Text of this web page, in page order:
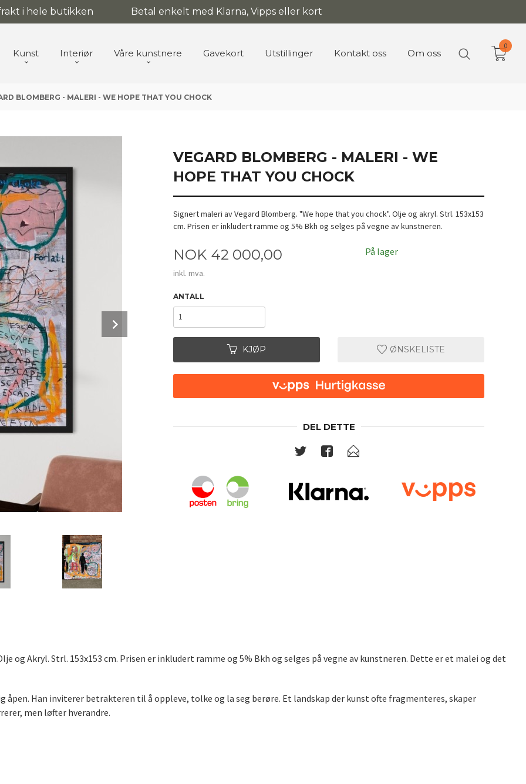
i hele butikken Betal enkelt med Klarna, Vipps eller kort
Kunst Interiør Våre kunstnere Gavekort Utstillinger Kontakt oss Om oss
0
BLOMBERG - MALERI - WE HOPE THAT YOU CHOCK
VEGARD BLOMBERG - MALERI - WE
HOPE THAT YOU CHOCK
Signert maleri av Vegard Blomberg. "We hope that you chock". Olje og akryl. Strl. 153x153
cm. Prisen er inkludert ramme og 5% Bkh og selges på vegne av kunstneren.
Pris
NOK 42 000,00
inkl. mva.
På lager
ANTALL
KJØP ØNSKELISTE
DEL DETTE
og Akryl. Strl. 153x153 cm. Prisen er inkludert ramme og 5% Bkh og selges på vegne av kunstneren. Dette er et malei og det
Han inviterer betrakteren til å oppleve, tolke og la seg berøre. Et landskap der kunst ofte fragmenteres, skaper
men løfter hverandre.